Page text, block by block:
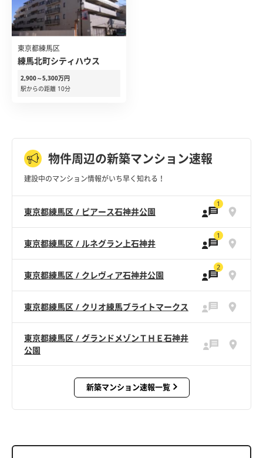
東京都練馬区
練馬北町シティハウス
2,900～5,300万円
駅からの距離 10分
物件周辺の新築マンション速報
建設中のマンション情報がいち早く知れる！
東京都練馬区 / ピアース石神井公園
1
東京都練馬区 / ルネグラン上石神井
1
東京都練馬区 / クレヴィア石神井公園
2
東京都練馬区 / クリオ練馬ブライトマークス
東京都練馬区 / グランドメゾンＴＨＥ石神井
公園
新築マンション速報一覧